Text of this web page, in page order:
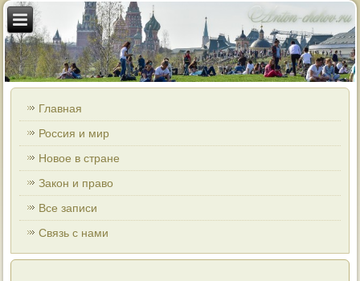
Главная
Россия и мир
Новое в стране
Закон и право
Все записи
Связь с нами